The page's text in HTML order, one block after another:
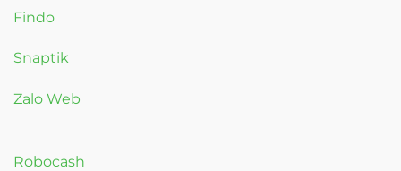
Findo
Snaptik
Zalo Web
Robocash